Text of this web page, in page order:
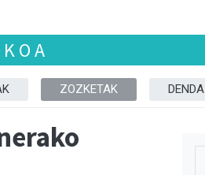
ZOZKETAK DENDA